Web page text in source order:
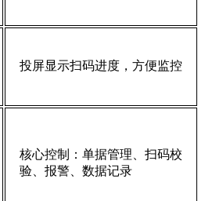
投屏显示扫码进度，方便监控
核心控制：单据管理、扫码校
验、报警、数据记录